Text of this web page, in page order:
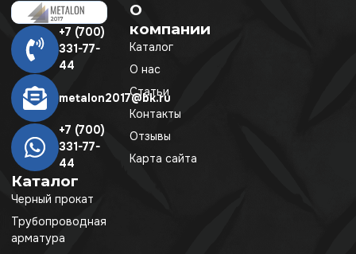
+7 (700)
331-77-
44
metalon2017@bk.ru
+7 (700)
331-77-
44
Каталог
Черный прокат
Трубопроводная
арматура
О
компании
Каталог
О нас
Статьи
Контакты
Отзывы
Карта сайта